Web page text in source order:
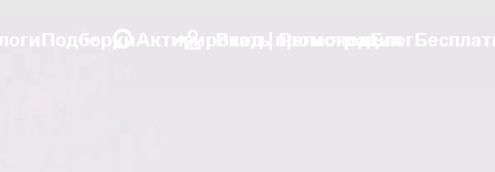
ПодборкиАктивировать промокодБлог
Вход | Регистрация